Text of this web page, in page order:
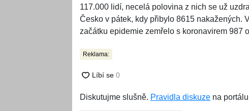
117.000 lidí, necelá polovina z nich se už
Česko v pátek, kdy přibylo 8615 nakažených.
začátku epidemie zemřelo s koronavirem 987
Reklama:
Diskutujme slušně. Pravidla diskuze na